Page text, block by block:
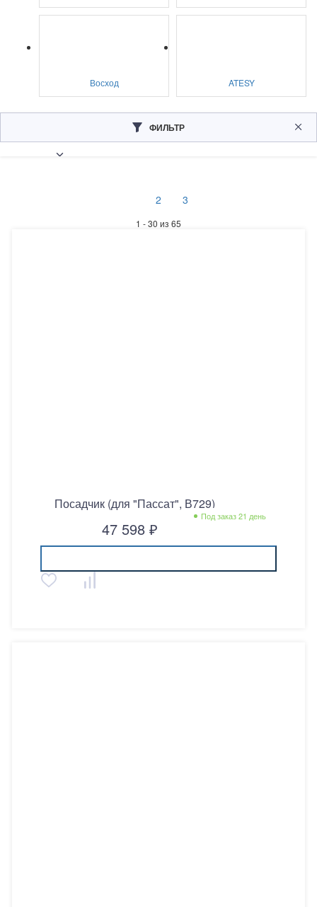
Восход ATESY
ФИЛЬТР
Способ установки
Страна производитель
2 3
1 - 30 из 65
Посадчик (для "Пассат", В729)
Под заказ 21 день
47 598 ₽